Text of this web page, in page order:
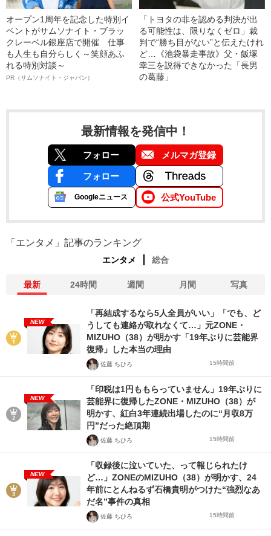
オープン1周年を記念した特別イ
ベントがサムソナイト・ブラッ
クレーベル銀座店で開催 仕事
も人生も自分らしく～笑顔あふ
れる特別対談～
PR（サムソナイト・ジャパン）
「トヨタの非を認める判決が出
る可能性は、限りなくゼロ」裁
判で“勝ち目がない”と伝えたけれ
ど…《池袋暴走事故》父・飯塚
幸三を説得できなかった「長男
の葛藤」
最新情報を発信中！
フォロー メルマガ登録
フォロー
Googleニュース 公式YouTube
「エンタメ」記事のランキング
エンタメ 総合
最新 24時間 週間 月間 写真
NEW
「再結成するなら5人全員がいい」「でも、ど
うしても連絡が取れなくて…」元ZONE・
MIZUHO（38）が明かす「19年ぶりに芸能界
復帰」した本当の理由
佐藤 ちひろ 15時間前
NEW
「印税は1円ももらっていません」19年ぶりに
芸能界に復帰したZONE・MIZUHO（38）が
明かす、紅白3年連続出場したのに“月収8万
円”だった絶頂期
佐藤 ちひろ 15時間前
NEW
「収録後に泣いていた、って報じられたけ
ど…」ZONEのMIZUHO（38）が明かす、24
年前にとんねるず石橋貴明がつけた“強烈なあ
だ名”事件の真相
佐藤 ちひろ 15時間前